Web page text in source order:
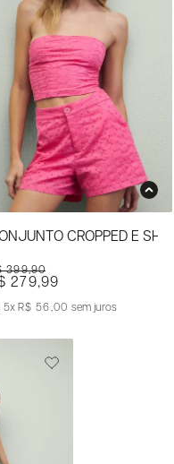
CROPPED E
399,90
279,99
5x R$ 56,00sem juros